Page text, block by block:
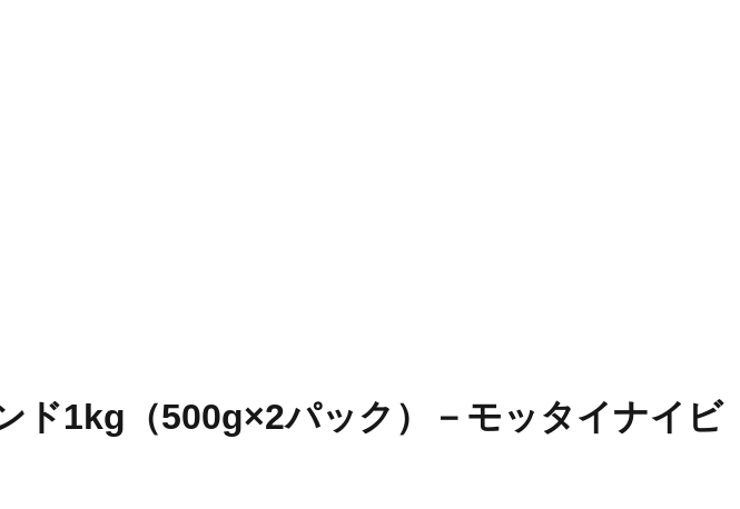
ド1kg（500g×2パック）－モッタイナイビ